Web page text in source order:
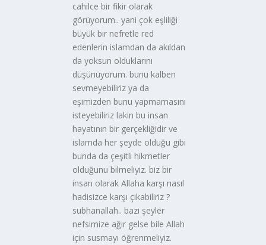
cahilce bir fikir olarak
görüyorum.. yani çok eşliliği
büyük bir nefretle red
edenlerin islamdan da akıldan
da yoksun olduklarını
düşünüyorum. bunu kalben
sevmeyebiliriz ya da
eşimizden bunu yapmamasını
isteyebiliriz lakin bu insan
hayatının bir gerçekliğidir ve
islamda her şeyde olduğu gibi
bunda da çeşitli hikmetler
olduğunu bilmeliyiz. biz bir
insan olarak Allaha karşı nasıl
hadisizce karşı çıkabiliriz ?
subhanallah.. bazı şeyler
nefsimize ağır gelse bile Allah
için susmayı öğrenmeliyiz.